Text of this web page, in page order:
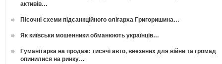
активів…
Пісочні схеми підсанкційного олігарха Григоришина…
Як київськи мошенники обманюють українців…
Гуманітарка на продаж: тисячі авто, ввезених для війни та громад
опинилися на ринку…